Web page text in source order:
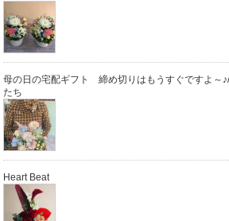
母の日の宅配ギフト 締め切りはもうすぐですよ～
たち
Heart Beat